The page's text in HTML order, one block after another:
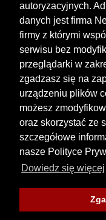
autoryzacyjnych.
danych jest firma
firmy z którymi
serwisu bez
przeglądarki w
zgadzasz się na
urządzeniu plików
możesz
oraz skorzystać ze
szczegółowe
nasze Polityce
Dowiedz się więcej
© 2026 by MotoWhizzer.com
All rights reserved.
KONTAKT
ul. Chopina 16, I piętro
47-400 Racibórz
+48 519 739 378
office@motowhizzer.com
Baza ciekawych miejsc
Przydatne lokalizacje: